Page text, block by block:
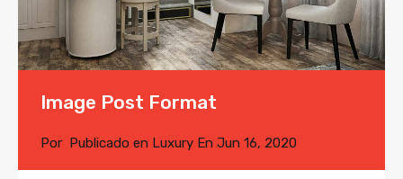
Image Post Format
Por Publicado en Luxury En Jun 16, 2020